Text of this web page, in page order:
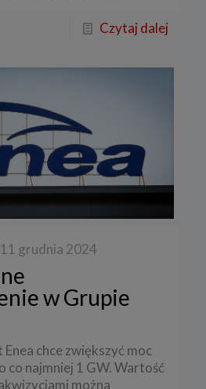
Czytaj dalej
11 grudnia 2024
w Grupie
chce zwiększyć moc
co najmniej 1 GW. Wartość
można